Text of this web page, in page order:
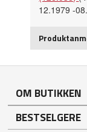
12.1979 -
OM BUTIKKEN
BESTSELGERE